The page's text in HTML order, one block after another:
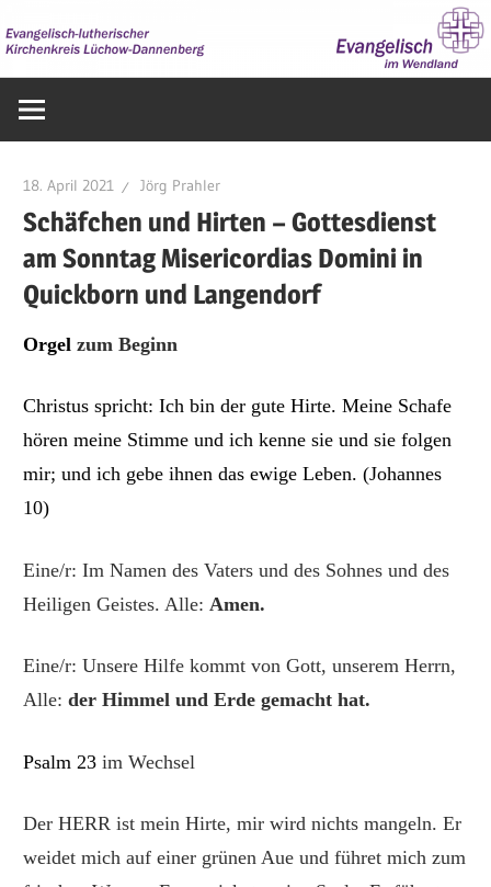
Inhalt
springen
im
18. April 2021 Jörg Prahler
Schäfchen und Hirten – Gottesdienst
am Sonntag Misericordias Domini in
Quickborn und Langendorf
Orgel zum Beginn
Christus spricht: Ich bin der gute Hirte. Meine Schafe
hören meine Stimme und ich kenne sie und sie folgen
mir; und ich gebe ihnen das ewige Leben.(Johannes
10)
Eine/r: Im Namen des Vaters und des Sohnes und des
Heiligen Geistes. Alle: Amen.
Eine/r: Unsere Hilfe kommt von Gott, unserem Herrn,
Alle:der Himmel und Erde gemacht hat.
Psalm 23 im Wechsel
Der HERR ist mein Hirte, mir wird nichts mangeln.Er
weidet mich auf einer grünen Aue und führet mich zum